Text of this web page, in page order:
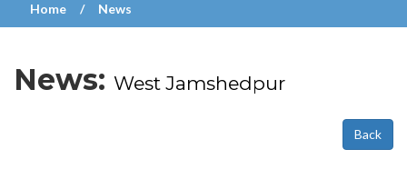
Home News
News: West Jamshedpur
Back